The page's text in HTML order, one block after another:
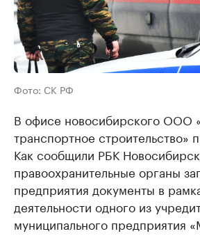
Фото: СК РФ
В офисе новосибирского ООО
транспортное строительство»
Как сообщили РБК
правоохранительные органы
предприятия документы в
деятельности одного из
муниципального предприятия